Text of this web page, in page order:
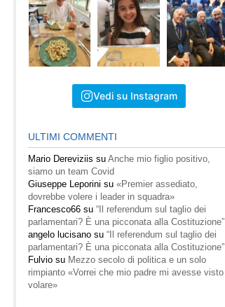
Vedi su Instagram
ULTIMI COMMENTI
Mario Dereviziis su Anche mio figlio positivo,
siamo un team Covid
Giuseppe Leporini su «Premier assediato,
dovrebbe volere i leader in squadra»
Francesco66 su “Il referendum sul taglio dei
parlamentari? È una picconata alla Costituzione”
angelo lucisano su “Il referendum sul taglio dei
parlamentari? È una picconata alla Costituzione”
Fulvio su Mezzo secolo di politica e un solo
rimpianto «Vorrei che mio padre mi avesse visto
volare»